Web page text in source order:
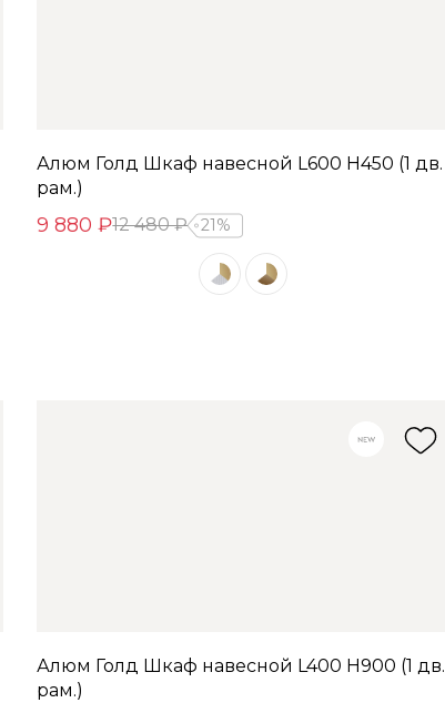
Алюм Голд Шкаф навесной L600 Н450 (1 дв.
рам.)
9 880 ₽12 480 ₽ 21%
Алюм Голд Шкаф навесной L400 Н900 (1 дв.
рам.)